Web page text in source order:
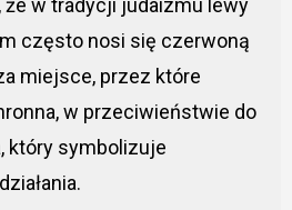
często nosi się czerwoną
miejsce, przez które
w przeciwieństwie do
który symbolizuje